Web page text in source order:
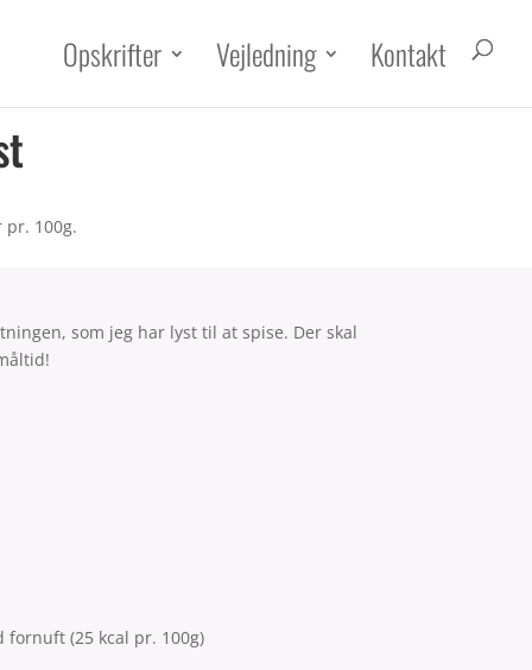
Opskrifter Vejledning Kontakt
100g.
som jeg har lyst til at spise. Der skal
(25 kcal pr. 100g)